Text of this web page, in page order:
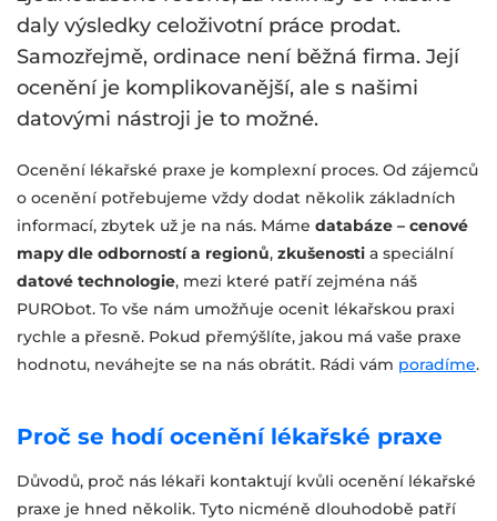
daly výsledky celoživotní práce prodat.
Samozřejmě, ordinace není běžná firma. Její
ocenění je komplikovanější, ale s našimi
datovými nástroji je to možné.
Ocenění lékařské praxe je komplexní proces. Od zájemců
o ocenění potřebujeme vždy dodat několik základních
informací, zbytek už je na nás. Máme databáze – cenové
mapy dle odborností a regionů, zkušenosti a speciální
datové technologie, mezi které patří zejména náš
PURObot. To vše nám umožňuje ocenit lékařskou praxi
rychle a přesně. Pokud přemýšlíte, jakou má vaše praxe
hodnotu, neváhejte se na nás obrátit. Rádi vám poradíme.
Proč se hodí ocenění lékařské praxe
Důvodů, proč nás lékaři kontaktují kvůli ocenění lékařské
praxe je hned několik. Tyto nicméně dlouhodobě patří